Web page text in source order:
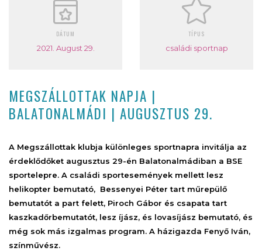
DÁTUM
2021. August 29.
TÍPUS
családi sportnap
MEGSZÁLLOTTAK NAPJA |
BALATONALMÁDI | AUGUSZTUS 29.
A Megszállottak klubja különleges sportnapra invitálja az
érdeklődőket augusztus 29-én Balatonalmádiban a BSE
sportelepre. A családi sportesemények mellett lesz
helikopter bemutató, Bessenyei Péter tart műrepülő
bemutatót a part felett, Piroch Gábor és csapata tart
kaszkadőrbemutatót, lesz íjász, és lovasíjász bemutató, és
még sok más izgalmas program. A házigazda Fenyő Iván,
színművész.